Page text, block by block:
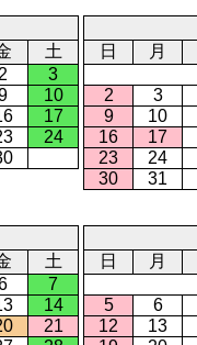
土
2
3
10
17
24
日
月
2
3
9
10
16
17
23
24
30
31
土
7
14
21
日
月
5
6
12
13